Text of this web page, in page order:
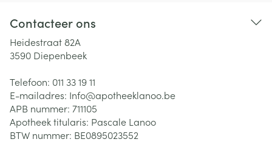
Contacteer ons
Heidestraat 82A
3590 Diepenbeek
Telefoon: 011 33 19 11
E-mailadres: Info@apotheeklanoo.be
APB nummer: 711105
Apotheek titularis: Pascale Lanoo
BTW nummer: BE0895023552